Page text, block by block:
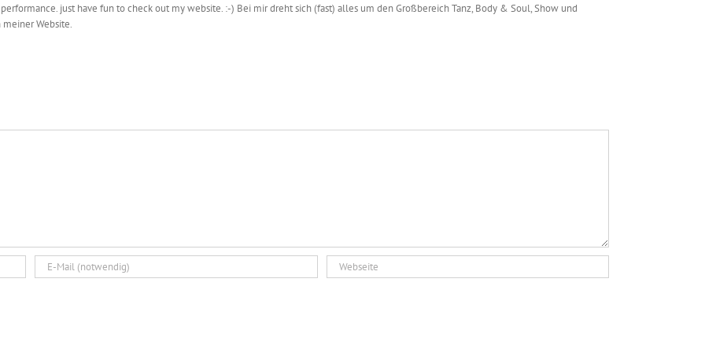
just have fun to check out my website. :-) Bei mir dreht sich (fast) alles um den Großbereich Tanz, Body & Soul, Show und
Website.